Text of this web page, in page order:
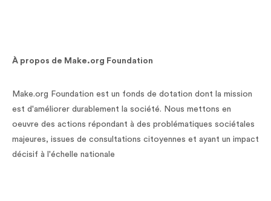
À propos de Make.org Foundation
Make.org Foundation est un fonds de dotation dont la mission
est d'améliorer durablement la société. Nous mettons en
oeuvre des actions répondant à des problématiques sociétales
majeures, issues de consultations citoyennes et ayant un impact
décisif à l'échelle nationale